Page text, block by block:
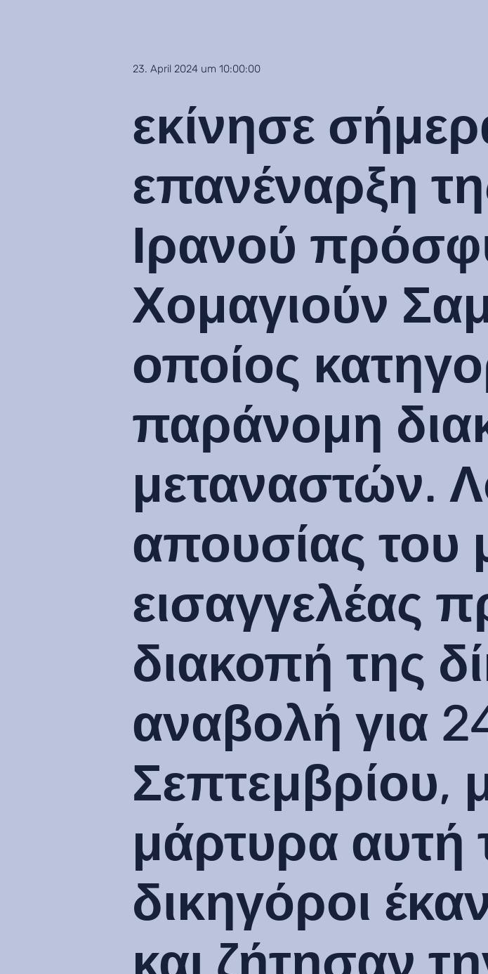
23. April 2024 um 10:00:00
εκίνησε
επανέναρξη
Ιρανού
Χομαγιούν
οποίος
παράνομη
μεταναστών.
απουσίας του
εισαγγελέας
διακοπή της
αναβολή για
Σεπτεμβρίου,
μάρτυρα αυτή
δικηγόροι